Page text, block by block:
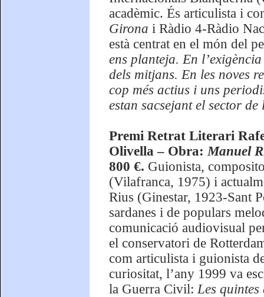
acadèmic. És articulista i
Girona i Ràdio 4-Ràdio
està centrat en el món del
ens planteja. En
dels mitjans. En les noves
cop més actius i uns
estan sacsejant el sector
Premi Retrat Literari
Olivella – Obra: Manuel
800 €. Guionista,
(Vilafranca, 1975) i
Rius (Ginestar, 1923-Sant
sardanes i de populars
comunicació audiovisual
el conservatori de
com articulista i guionista
curiositat, l’any 1999 va
la Guerra Civil: Les